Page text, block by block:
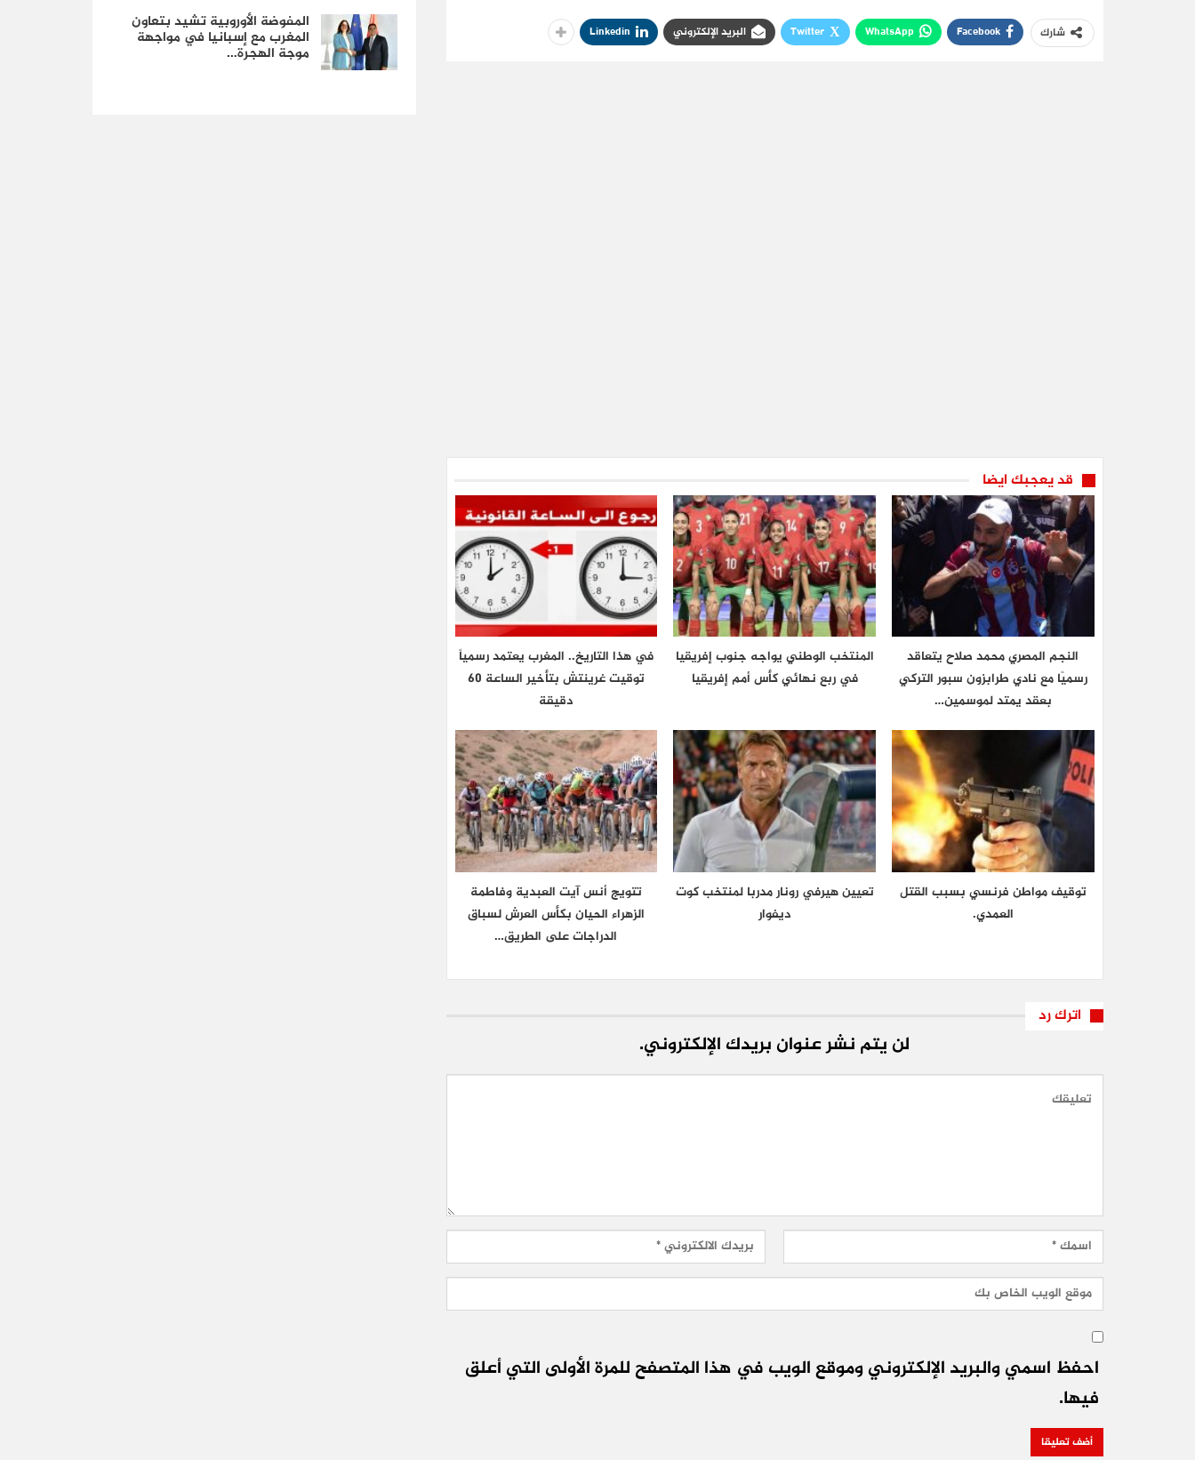
شارك Facebook
WhatsApp
Twitter البريد الإلكتروني Linkedin
قد يعجبك ايضا
النجم المصري محمد صلاح يتعاقد
رسميًا مع نادي طرابزون سبور التركي
بعقد يمتد لموسمين…
المنتخب الوطني يواجه جنوب إفريقيا
في ربع نهائي كأس أمم إفريقيا
في هذا التاريخ.. المغرب يعتمد رسمياً
توقيت غرينتش بتأخير الساعة 60
دقيقة
توقيف مواطن فرنسي بسبب القتل
العمدي.
تعيين هيرفي رونار مدربا لمنتخب كوت
ديفوار
تتويج أنس آيت العبدية وفاطمة
الزهراء الحيان بكأس العرش لسباق
الدراجات على الطريق…
اترك رد
لن يتم نشر عنوان بريدك الإلكتروني.
احفظ اسمي والبريد الإلكتروني وموقع الويب في هذا المتصفح للمرة الأولى التي أعلق
فيها.
المفوضة الأوروبية تشيد بتعاون
المغرب مع إسبانيا في مواجهة
موجة الهجرة…